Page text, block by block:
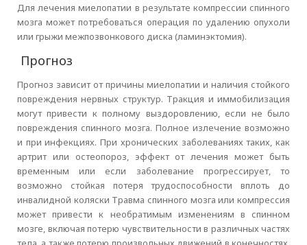
Для лечения миелопатии в результате компрессии спинного
мозга может потребоваться операция по удалению опухоли
или грыжи межпозвонкового диска (ламинэктомия).
Прогноз
Прогноз зависит от причины миелопатии и наличия стойкого
повреждения нервных структур. Тракция и иммобилизация
могут привести к полному выздоровлению, если не было
повреждения спинного мозга. Полное излечение возможно
и при инфекциях. При хронических заболеваниях таких, как
артрит или остеопороз, эффект от лечения может быть
временным или если заболевание прогрессирует, то
возможно стойкая потеря трудоспособности вплоть до
инвалидной коляски Травма спинного мозга или компрессия
может привести к необратимым изменениям в спинном
мозге, включая потерю чувствительности в различных частях